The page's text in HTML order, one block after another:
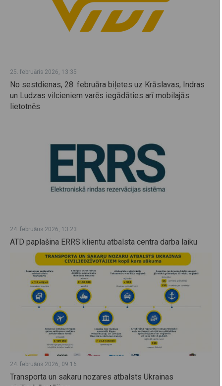
25. februāris 2026, 13:35
No sestdienas, 28. februāra biļetes uz Krāslavas, Indras
un Ludzas vilcieniem varēs iegādāties arī mobilajās
lietotnēs
24. februāris 2026, 13:23
ATD paplašina ERRS klientu atbalsta centra darba laiku
24. februāris 2026, 09:16
Transporta un sakaru nozares atbalsts Ukrainas